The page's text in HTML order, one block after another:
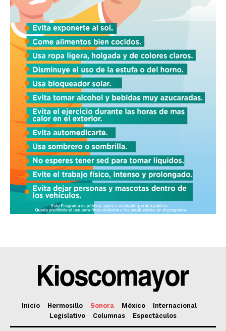
Inicio Hermosillo Sonora México
Internacional
Legislativo
Columnas Espectáculos